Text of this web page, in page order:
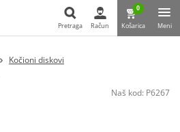
Pretraga Račun
0
Košarica Meni
Kočioni diskovi
Naš kod: P6267